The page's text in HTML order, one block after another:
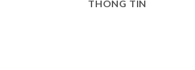
THÔNG TIN